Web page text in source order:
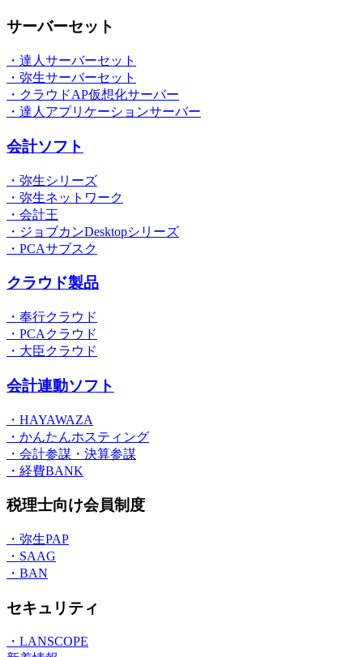
サーバーセット
・達人サーバーセット
・弥生サーバーセット
・クラウドAP仮想化サーバー
・達人アプリケーションサーバー
会計ソフト
・弥生シリーズ
・弥生ネットワーク
・会計王
・ジョブカンDesktopシリーズ
・PCAサブスク
クラウド製品
・奉行クラウド
・PCAクラウド
・大臣クラウド
会計連動ソフト
・HAYAWAZA
・かんたんホスティング
・会計参謀・決算参謀
・経費BANK
税理士向け会員制度
・弥生PAP
・SAAG
・BAN
セキュリティ
・LANSCOPE